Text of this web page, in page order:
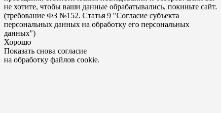
не хотите, чтобы ваши данные обрабатывались, покиньте сайт.
(требование ФЗ №152. Статья 9 "Согласие субъекта
персональных данных на обработку его персональных
данных")
Хорошо
Показать снова согласие
на обработку файлов cookie.